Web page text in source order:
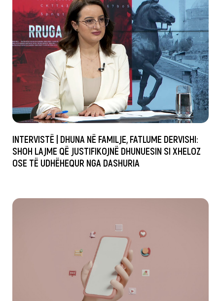
INTERVISTË | DHUNA NË FAMILJE, FATLUME DERVISHI:
SHOH LAJME QË JUSTIFIKOJNË DHUNUESIN SI XHELOZ
OSE TË UDHËHEQUR NGA DASHURIA